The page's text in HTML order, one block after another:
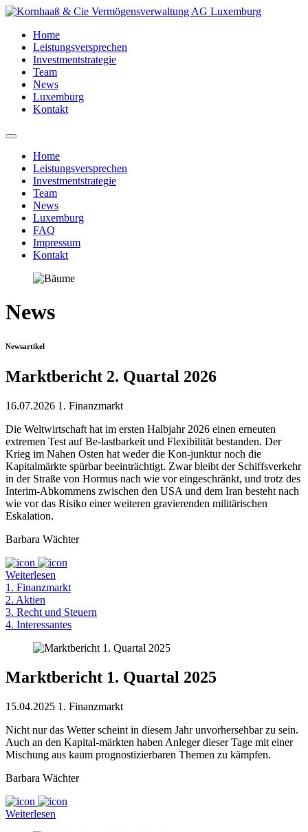
Home
Leistungsversprechen
Investmentstrategie
Team
News
Luxemburg
Kontakt
Home
Leistungsversprechen
Investmentstrategie
Team
News
Luxemburg
FAQ
Impressum
Kontakt
News
Newsartikel
Marktbericht 2. Quartal 2026
16.07.2026 1. Finanzmarkt
Die Weltwirtschaft hat im ersten Halbjahr 2026 einen erneuten
extremen Test auf Be-lastbarkeit und Flexibilität bestanden. Der
Krieg im Nahen Osten hat weder die Kon-junktur noch die
Kapitalmärkte spürbar beeinträchtigt. Zwar bleibt der Schiffsverkehr
in der Straße von Hormus nach wie vor eingeschränkt, und trotz des
Interim-Abkommens zwischen den USA und dem Iran besteht nach
wie vor das Risiko einer weiteren gravierenden militärischen
Eskalation.
Barbara Wächter
Weiterlesen
1. Finanzmarkt
2. Aktien
3. Recht und Steuern
4. Interessantes
Marktbericht 1. Quartal 2025
15.04.2025 1. Finanzmarkt
Nicht nur das Wetter scheint in diesem Jahr unvorhersehbar zu sein.
Auch an den Kapital-märkten haben Anleger dieser Tage mit einer
Mischung aus kaum prognostizierbaren Themen zu kämpfen.
Barbara Wächter
Weiterlesen